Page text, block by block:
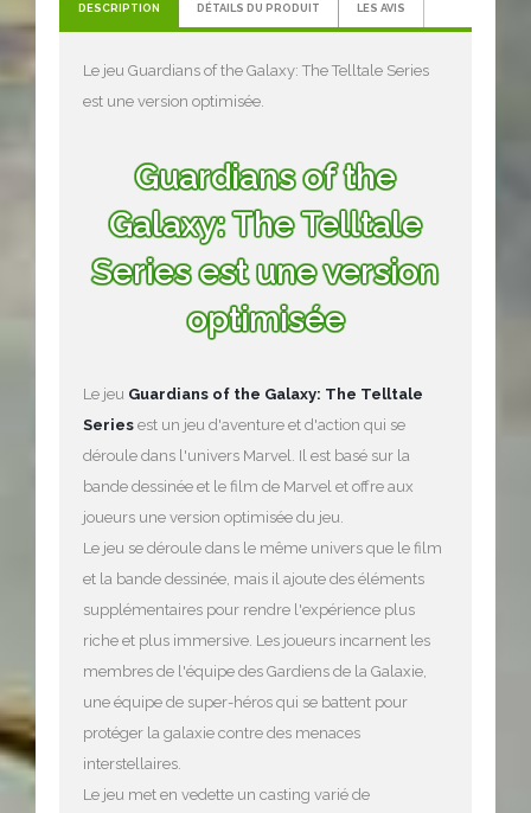
DESCRIPTION DÉTAILS DU PRODUIT LES AVIS
Le jeu Guardians of the Galaxy: The Telltale Series
est une version optimisée.
Guardians of the
Galaxy: The Telltale
Series est une version
optimisée
Le jeu Guardians of the Galaxy: The Telltale
Series est un jeu d'aventure et d'action qui se
déroule dans l'univers Marvel. Il est basé sur la
bande dessinée et le film de Marvel et offre aux
joueurs une version optimisée du jeu.
Le jeu se déroule dans le même univers que le film
et la bande dessinée, mais il ajoute des éléments
supplémentaires pour rendre l'expérience plus
riche et plus immersive. Les joueurs incarnent les
membres de l'équipe des Gardiens de la Galaxie,
une équipe de super-héros qui se battent pour
protéger la galaxie contre des menaces
interstellaires.
Le jeu met en vedette un casting varié de